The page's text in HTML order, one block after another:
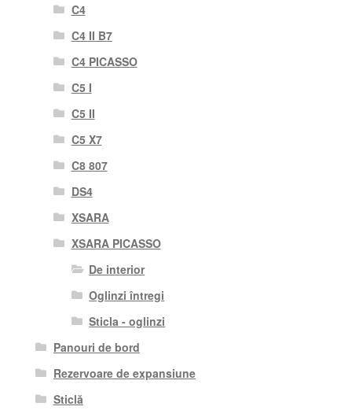
C4
C4 II B7
C4 PICASSO
C5 I
C5 II
C5 X7
C8 807
DS4
XSARA
XSARA PICASSO
De interior
Oglinzi întregi
Sticla - oglinzi
Panouri de bord
Rezervoare de expansiune
Sticlă